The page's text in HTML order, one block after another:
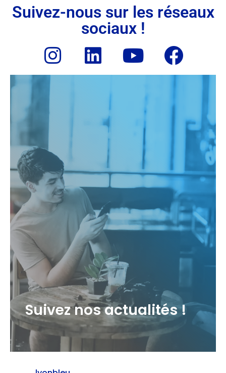
Suivez-nous sur les réseaux
sociaux !
Suivez nos actualités !